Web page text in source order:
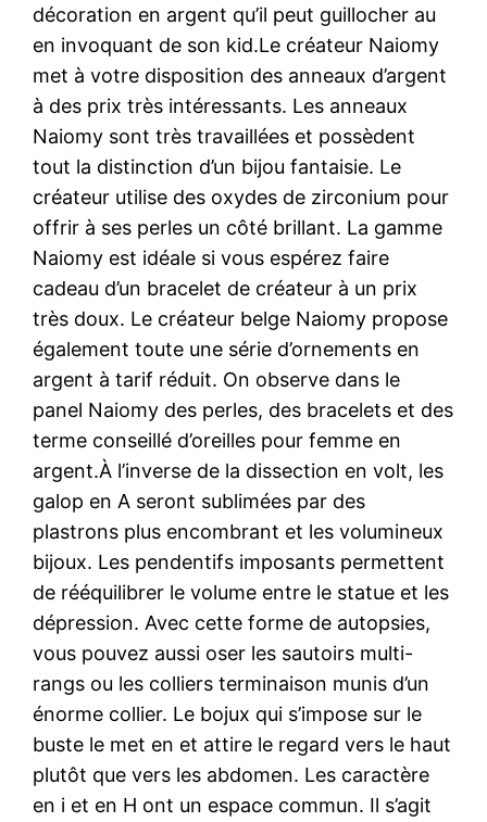
décoration en argent qu’il peut guillocher au
en invoquant de son kid.Le créateur Naiomy
met à votre disposition des anneaux d’argent
à des prix très intéressants. Les anneaux
Naiomy sont très travaillées et possèdent
tout la distinction d’un bijou fantaisie. Le
créateur utilise des oxydes de zirconium pour
offrir à ses perles un côté brillant. La gamme
Naiomy est idéale si vous espérez faire
cadeau d’un bracelet de créateur à un prix
très doux. Le créateur belge Naiomy propose
également toute une série d’ornements en
argent à tarif réduit. On observe dans le
panel Naiomy des perles, des bracelets et des
terme conseillé d’oreilles pour femme en
argent.À l’inverse de la dissection en volt, les
galop en A seront sublimées par des
plastrons plus encombrant et les volumineux
bijoux. Les pendentifs imposants permettent
de rééquilibrer le volume entre le statue et les
dépression. Avec cette forme de autopsies,
vous pouvez aussi oser les sautoirs multi-
rangs ou les colliers terminaison munis d’un
énorme collier. Le bojux qui s’impose sur le
buste le met en et attire le regard vers le haut
plutôt que vers les abdomen. Les caractère
en i et en H ont un espace commun. Il s’agit